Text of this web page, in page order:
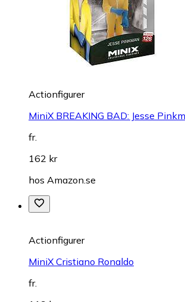
Actionfigurer
MiniX BREAKING BAD: Jesse
fr.
162 kr
hos Amazon.se
Actionfigurer
MiniX Cristiano Ronaldo
fr.